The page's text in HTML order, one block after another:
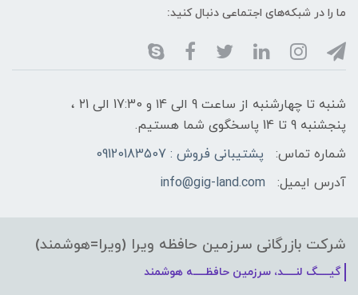
ما را در شبکه‌های اجتماعی دنبال کنید:
شنبه تا چهارشنبه از ساعت 9 الی ۱4 و 17:30 الی ۲1 ،
پنجشنبه 9 تا 14 پاسخگوی شما هستیم.
شماره تماس:
پشتیبانی فروش : 09120183507
آدرس ایمیل:
info@gig-land.com
شرکت بازرگانی سرزمین حافظه ویرا (ویرا=هوشمند)
گیـــــگ لنـــــد، سرزمین حافظـــــه هوشمند